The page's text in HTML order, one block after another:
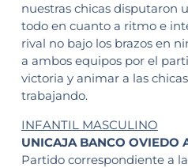
nuestras chicas disputaron
todo en cuanto a ritmo e
rival no bajo los brazos en
a ambos equipos por el
victoria y animar a las
trabajando.
INFANTIL MASCULINO
UNICAJA BANCO OVIEDO
Partido correspondiente a